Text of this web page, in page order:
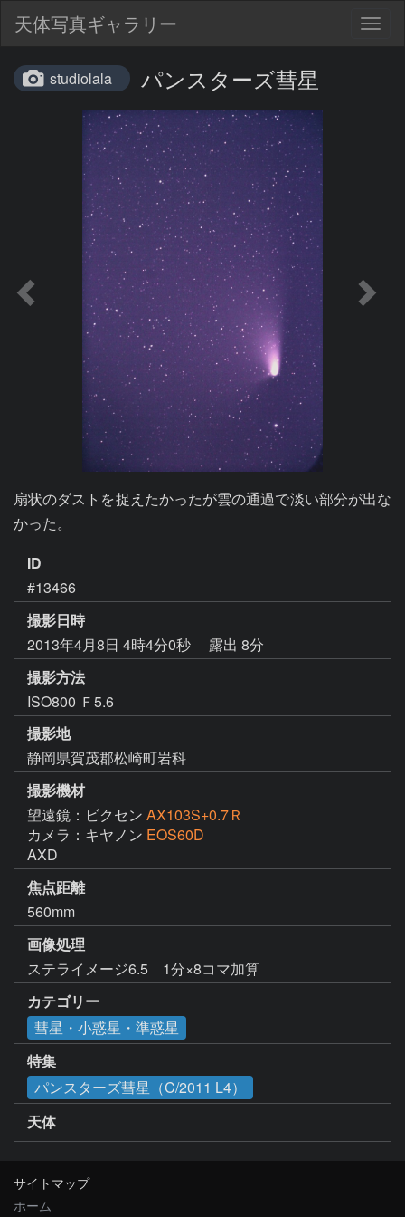
天体写真ギャラリー
studiolala パンスターズ彗星
扇状のダストを捉えたかったが雲の通過で淡い部分が出な
かった。
ID
#13466
撮影日時
2013年4月8日 4時4分0秒
露出 8分
撮影方法
ISO800 Ｆ5.6
撮影地
静岡県賀茂郡松崎町岩科
撮影機材
望遠鏡：ビクセン AX103S+0.7Ｒ
カメラ：キヤノン EOS60D
AXD
焦点距離
560mm
画像処理
ステライメージ6.5　1分×8コマ加算
カテゴリー
彗星・小惑星・準惑星
特集
パンスターズ彗星（C/2011 L4）
天体
サイトマップ
ホーム